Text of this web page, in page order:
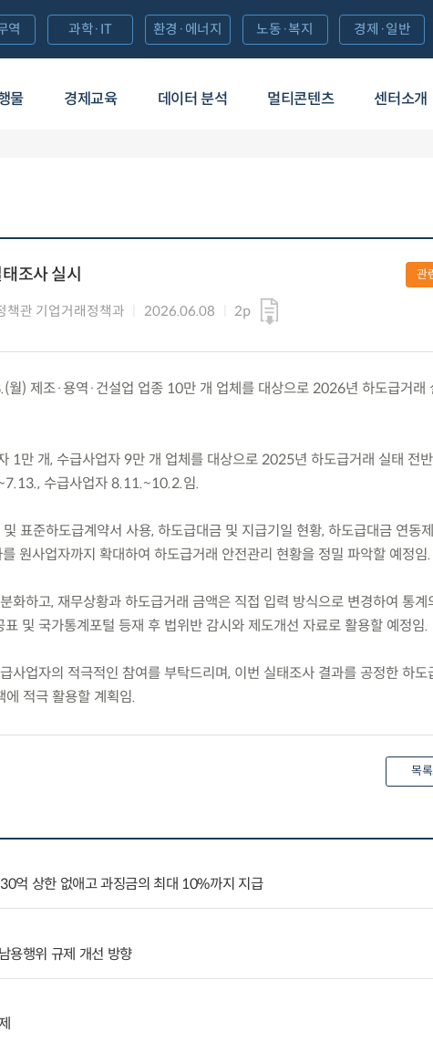
물 경제교육 데이터 분석 멀티콘텐츠 센터소개
역 과학·IT 환경·에너지 노동·복지 경제·일반
조사 실시
책관 기업거래정책과 2026.06.08 2p
관
월) 제조·용역·건설업 업종 10만 개 업체를 대상으로 2026년 하도급거래
1만 개, 수급사업자 9만 개 업체를 대상으로 2025년 하도급거래 실태 전
수급사업자 8.11.~10.2.임.
표준하도급계약서 사용, 하도급대금 및 지급기일 현황, 하도급대금 연동
원사업자까지 확대하여 하도급거래 안전관리 현황을 정밀 파악할 예정임.
화하고, 재무상황과 하도급거래 금액은 직접 입력 방식으로 변경하여 통계
및 국가통계포털 등재 후 법위반 감시와 제도개선 자료로 활용할 예정임.
사업자의 적극적인 참여를 부탁드리며, 이번 실태조사 결과를 공정한 하도
에 적극 활용할 계획임.
목록
억 상한 없애고 과징금의 최대 10%까지 지급
용행위 규제 개선 방향